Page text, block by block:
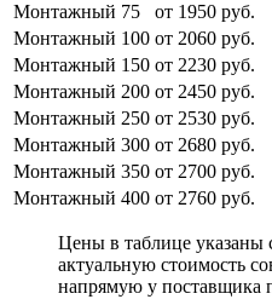
Монтажный 75
от 1950 руб.
Монтажный 100 от 2060 руб.
Монтажный 150 от 2230 руб.
Монтажный 200 от 2450 руб.
Монтажный 250 от 2530 руб.
Монтажный 300 от 2680 руб.
Монтажный 350 от 2700 руб.
Монтажный 400 от 2760 руб.
Цены в таблице указаны
актуальную стоимость
напрямую у поставщика